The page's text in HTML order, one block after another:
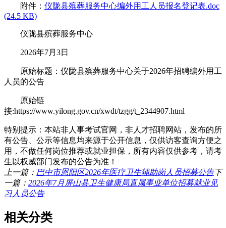
附件： 仪陇县殡葬服务中心编外用工人员报名登记表.doc
(24.5 KB)
仪陇县殡葬服务中心
2026年7月3日
原始标题：仪陇县殡葬服务中心关于2026年招聘编外用工
人员的公告
原始链
接:https://www.yilong.gov.cn/xwdt/tzgg/t_2344907.html
特别提示：本站非人事考试官网，非人才招聘网站，发布的所
有公告、公示等信息均来源于公开信息，仅供访客查询方便之
用，不做任何岗位推荐或就业担保，所有内容仅供参考，请考
生以权威部门发布的公告为准！
上一篇： 巴中市恩阳区2026年医疗卫生辅助岗人员招募公告下
一篇： 2026年7月屏山县卫生健康局直属事业单位招募就业见
习人员公告
相关分类